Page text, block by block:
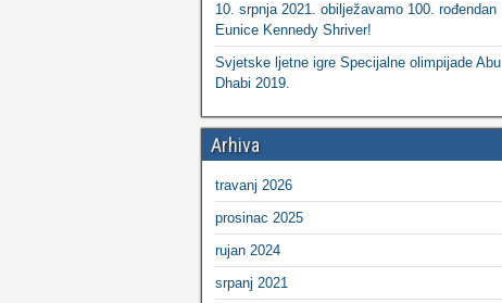
10. srpnja 2021. obilježavamo 100. rođendan
Eunice Kennedy Shriver!
Svjetske ljetne igre Specijalne olimpijade Abu
Dhabi 2019.
Arhiva
travanj 2026
prosinac 2025
rujan 2024
srpanj 2021